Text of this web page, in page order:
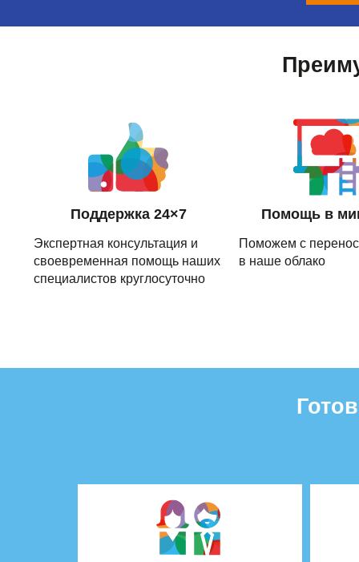
Поддержка 24×7
Экспертная консультация и
своевременная помощь наших
специалистов круглосуточно
Помощь в
Поможем с
в наше облако